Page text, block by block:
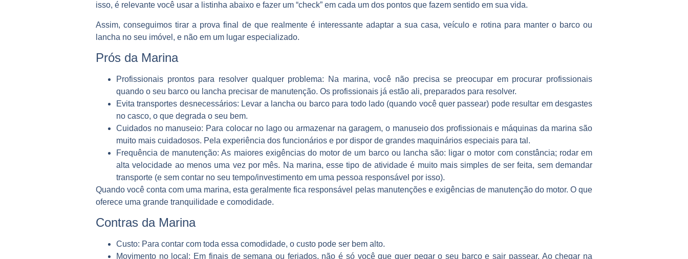
isso, é relevante você usar a listinha abaixo e fazer um “check” em cada um dos pontos que fazem sentido em sua vida.
Assim, conseguimos tirar a prova final de que realmente é interessante adaptar a sua casa, veículo e rotina para manter o barco ou
lancha no seu imóvel, e não em um lugar especializado.
Prós da Marina
Profissionais prontos para resolver qualquer problema: Na marina, você não precisa se preocupar em procurar profissionais
quando o seu barco ou lancha precisar de manutenção. Os profissionais já estão ali, preparados para resolver.
Evita transportes desnecessários: Levar a lancha ou barco para todo lado (quando você quer passear) pode resultar em desgastes
no casco, o que degrada o seu bem.
Cuidados no manuseio: Para colocar no lago ou armazenar na garagem, o manuseio dos profissionais e máquinas da marina são
muito mais cuidadosos. Pela experiência dos funcionários e por dispor de grandes maquinários especiais para tal.
Frequência de manutenção: As maiores exigências do motor de um barco ou lancha são: ligar o motor com constância; rodar em
alta velocidade ao menos uma vez por mês. Na marina, esse tipo de atividade é muito mais simples de ser feita, sem demandar
transporte (e sem contar no seu tempo/investimento em uma pessoa responsável por isso).
Quando você conta com uma marina, esta geralmente fica responsável pelas manutenções e exigências de manutenção do motor. O que
oferece uma grande tranquilidade e comodidade.
Contras da Marina
Custo: Para contar com toda essa comodidade, o custo pode ser bem alto.
Movimento no local : Em finais de semana ou feriados, não é só você que quer pegar o seu barco e sair passear. Ao chegar na